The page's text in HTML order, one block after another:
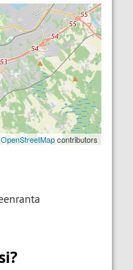
OpenStreetMapcontributors